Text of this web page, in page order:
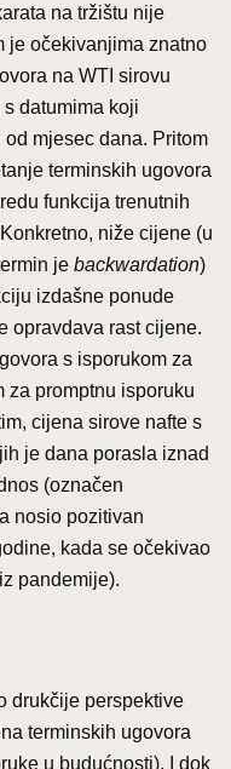
na tržištu nije
je očekivanjima znatno
na WTI sirovu
datumima koji
mjesec dana. Pritom
terminskih ugovora
funkcija trenutnih
niže cijene (u
je backwardation)
izdašne ponude
opravdava rast cijene.
s isporukom za
za promptnu isporuku
cijena sirove nafte s
je dana porasla iznad
(označen
nosio pozitivan
kada se očekivao
pandemije).
drukčije perspektive
terminskih ugovora
u budućnosti). I dok